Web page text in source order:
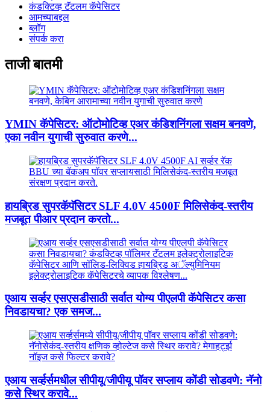
कंडक्टिव्ह टॅंटलम कॅपेसिटर
आमच्याबद्दल
ब्लॉग
संपर्क करा
ताजी बातमी
YMIN कॅपेसिटर: ऑटोमोटिव्ह एअर कंडिशनिंगला सक्षम बनवणे,
एका नवीन युगाची सुरुवात करणे...
हायब्रिड सुपरकॅपॅसिटर SLF 4.0V 4500F मिलिसेकंद-स्तरीय
मजबूत पीआर प्रदान करतो...
एआय सर्व्हर एसएसडीसाठी सर्वात योग्य पीएलपी कॅपेसिटर कसा
निवडायचा? एक समज...
एआय सर्व्हर्समधील सीपीयू/जीपीयू पॉवर सप्लाय कोंडी सोडवणे: नॅनो
कसे स्थिर करावे...